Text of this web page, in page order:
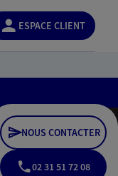
ESPACE CLIENT
NOUS CONTACTER
02 31 51 72 08